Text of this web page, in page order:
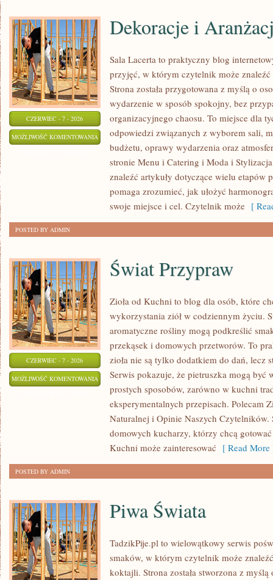
CZERWIEC - 7 - 2026
MOŻLIWOŚĆ KOMENTOWANIA DEKORACJE
ARANŻACJE
Dekoracje i
Sala Lacerta to praktyczny blog
przyjęć, w którym czytelnik może
Strona została przygotowana z myślą o
wydarzenie w sposób spokojny, bez
organizacyjnego chaosu. To miejsce dla
odpowiedzi związanych z wyborem sali,
budżetu, oprawy wydarzenia oraz
stronie Menu i Catering i Moda i
znaleźć artykuły dotyczące wielu etapów
pomaga zrozumieć, jak ułożyć
swoje miejsce i cel. Czytelnik może [
POSTED BY ADMIN
CZERWIEC - 7 - 2026
MOŻLIWOŚĆ KOMENTOWANIA ŚWIAT
PRZYPRAW
Świat Przypraw
Zioła od Kuchni to blog dla osób, które
wykorzystania ziół w codziennym życiu.
aromatyczne rośliny mogą podkreślić
przekąsek i domowych przetworów. To
zioła nie są tylko dodatkiem do dań, lecz
Serwis pokazuje, że pietruszka mogą być
prostych sposobów, zarówno w kuchni
eksperymentalnych przepisach. Polecam
Naturalnej i Opinie Naszych Czytelników.
domowych kucharzy, którzy chcą
Kuchni może zainteresować [ Read More
POSTED BY ADMIN
Piwa Świata
TadzikPije.pl to wielowątkowy serwis
smaków, w którym czytelnik może
koktajli. Strona została stworzona z